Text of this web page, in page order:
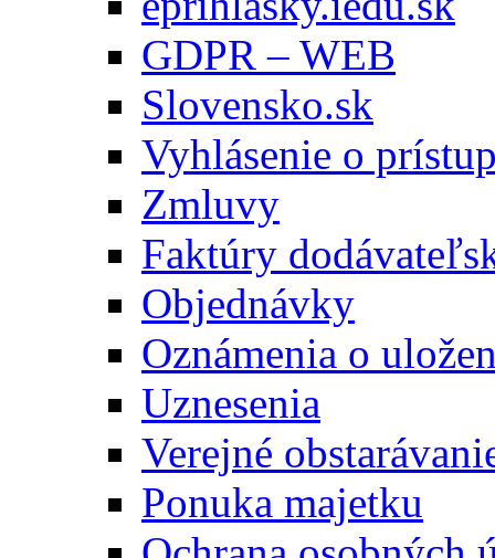
GDPR – WEB
Slovensko.sk
Vyhlásenie o
Zmluvy
Faktúry
Objednávky
Oznámenia o
Uznesenia
Verejné
Ponuka majetku